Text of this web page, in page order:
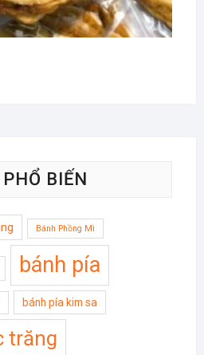
BIẾN
Bánh Phồng Mì
bánh pía
bánh pía kim sa
trăng